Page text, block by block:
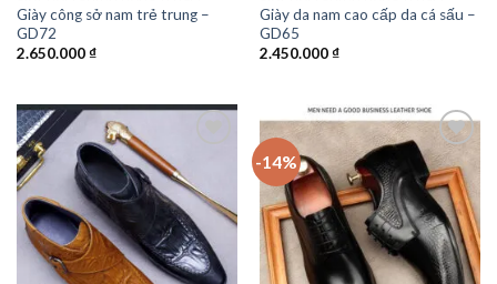
Giày công sở nam trẻ trung –
GD72
2.650.000₫
Giày da nam cao cấp da cá sấu –
GD65
2.450.000₫
Add to
wishlist
-14%
Add to
wishlist